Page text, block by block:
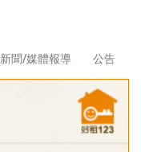
新聞/媒體報導 公告